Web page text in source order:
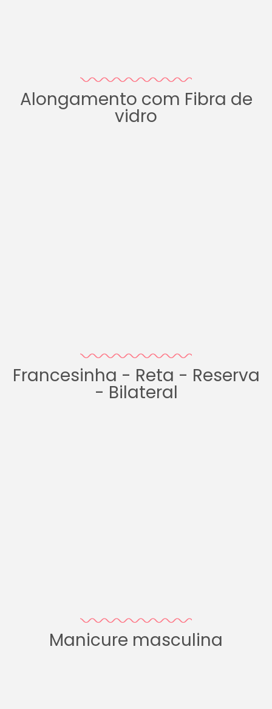
Alongamento com Fibra de
vidro
Francesinha - Reta - Reserva
- Bilateral
Manicure masculina